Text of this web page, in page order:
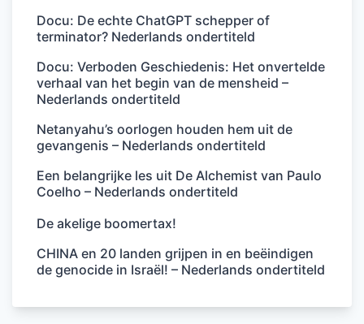
Docu: De echte ChatGPT schepper of
terminator? Nederlands ondertiteld
Docu: Verboden Geschiedenis: Het onvertelde
verhaal van het begin van de mensheid –
Nederlands ondertiteld
Netanyahu’s oorlogen houden hem uit de
gevangenis – Nederlands ondertiteld
Een belangrijke les uit De Alchemist van Paulo
Coelho – Nederlands ondertiteld
De akelige boomertax!
CHINA en 20 landen grijpen in en beëindigen
de genocide in Israël! – Nederlands ondertiteld